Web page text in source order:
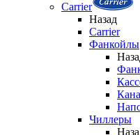
Carrier
Назад
Carrier
Фанкойлы
Чиллеры